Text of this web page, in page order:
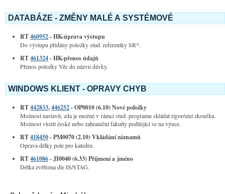
DATABÁZE - ZMĚNY MALÉ A SYSTÉMOVÉ
RT460952- HK-úprava výstupu
Do výstupu přidány položky stud. referentky SR*.
RT461324- HK-přenos údajů
Přenos položky Věc do názvu dávky.
WINDOWS KLIENT - OPRAVY CHYB
RT442833,446252- OP0010 (6.10) Nové položky
Možnost nastavit, zda je možné v rámci stud. programu skládat rigorózní zkoušku.
Možnost vložit české nebo zahraniční fakulty podílející se na výuce.
RT418450- PM0070 (2.10) Vkládání záznamů
Oprava délky pole pro katedru.
RT461086- JI0040 (6.33) Příjmení a jméno
Délka zvětšena dle IS/STAG.